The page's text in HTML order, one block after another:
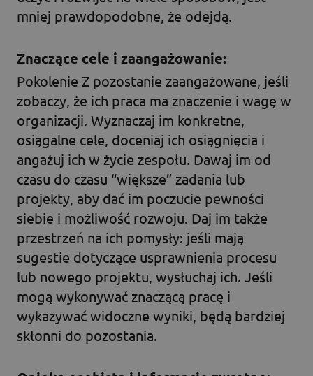
mniej prawdopodobne, że odejdą.
Znaczące cele i zaangażowanie:
Pokolenie Z pozostanie zaangażowane, jeśli
zobaczy, że ich praca ma znaczenie i wagę w
organizacji. Wyznaczaj im konkretne,
osiągalne cele, doceniaj ich osiągnięcia i
angażuj ich w życie zespołu. Dawaj im od
czasu do czasu “większe” zadania lub
projekty, aby dać im poczucie pewności
siebie i możliwość rozwoju. Daj im także
przestrzeń na ich pomysły: jeśli mają
sugestie dotyczące usprawnienia procesu
lub nowego projektu, wysłuchaj ich. Jeśli
mogą wykonywać znaczącą pracę i
wykazywać widoczne wyniki, będą bardziej
skłonni do pozostania.